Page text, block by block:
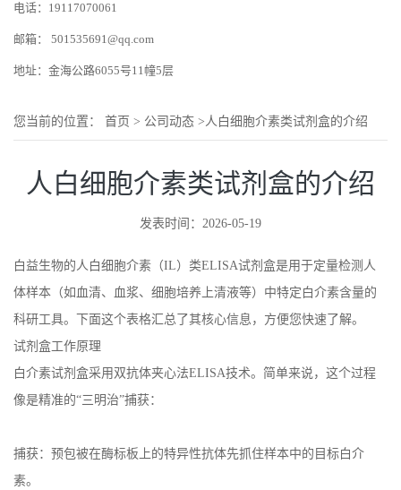
电话：19117070061
邮箱： 501535691@qq.com
地址：金海公路6055号11幢5层
您当前的位置： 首页 > 公司动态 >人白细胞介素类试剂盒的介绍
人白细胞介素类试剂盒的介绍
发表时间：2026-05-19
白益生物的人白细胞介素（IL）类ELISA试剂盒是用于定量检测人
体样本（如血清、血浆、细胞培养上清液等）中特定白介素含量的
科研工具。下面这个表格汇总了其核心信息，方便您快速了解。
试剂盒工作原理
白介素试剂盒采用双抗体夹心法ELISA技术。简单来说，这个过程
像是精准的“三明治”捕获：
捕获：预包被在酶标板上的特异性抗体先抓住样本中的目标白介
素。